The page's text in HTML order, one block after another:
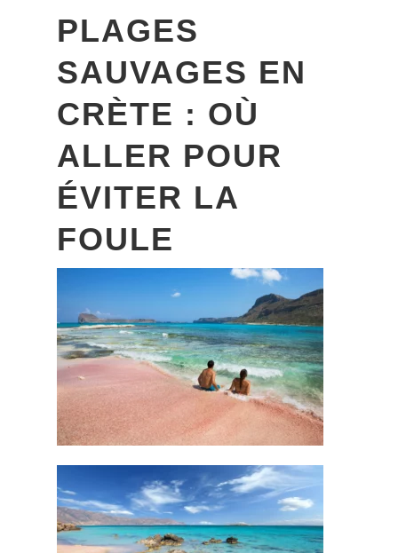
PLAGES
SAUVAGES EN
CRÈTE : OÙ
ALLER POUR
ÉVITER LA
FOULE